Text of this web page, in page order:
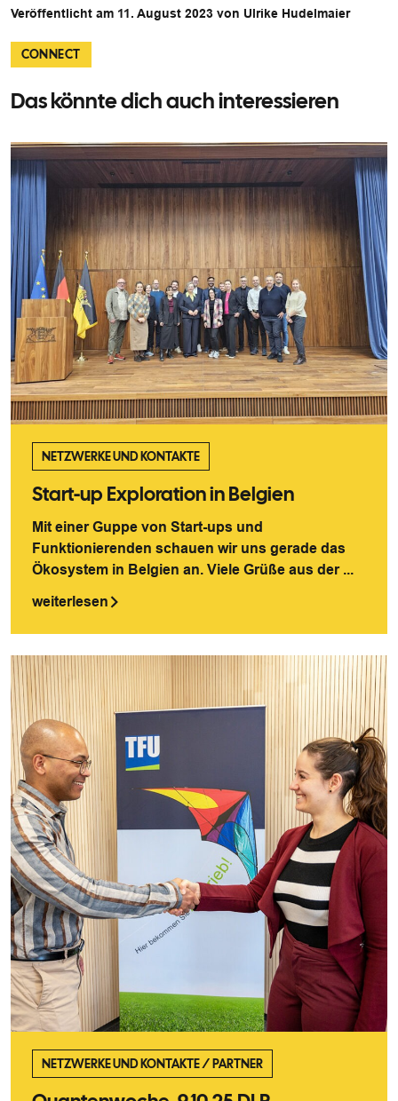
Veröffentlicht am 11. August 2023 von Ulrike Hudelmaier
CONNECT
Das könnte dich auch interessieren
NETZWERKE UND KONTAKTE
Start-up Exploration in Belgien
Mit einer Guppe von Start-ups und
Funktionierenden schauen wir uns gerade das
Ökosystem in Belgien an. Viele Grüße aus der ...
weiterlesen
NETZWERKE UND KONTAKTE/PARTNER